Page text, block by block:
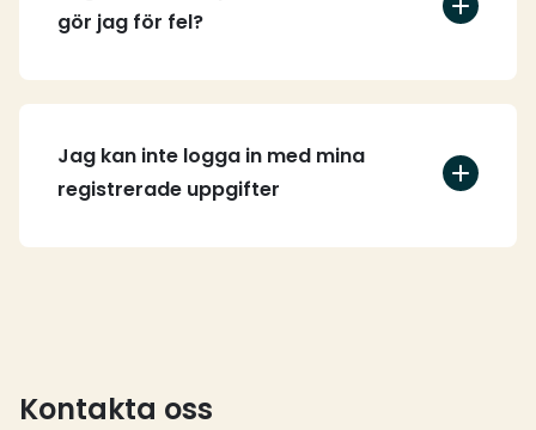
gör jag för fel?
Jag kan inte logga in med mina
registrerade uppgifter
Kontakta oss